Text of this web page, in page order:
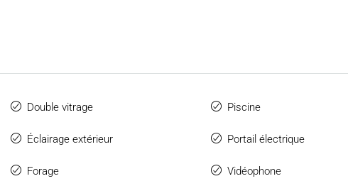
Double vitrage
Éclairage extérieur
Forage
Piscine
Portail électrique
Vidéophone